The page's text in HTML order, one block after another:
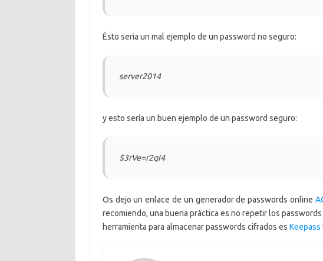
Ésto seria un mal ejemplo de un password no seguro:
server2014
y esto sería un buen ejemplo de un password seguro:
$3rVe=r2qI4
Os dejo un enlace de un generador de passwords online
recomiendo, una buena práctica es no repetir los
herramienta para almacenar passwords cifrados es Keepass